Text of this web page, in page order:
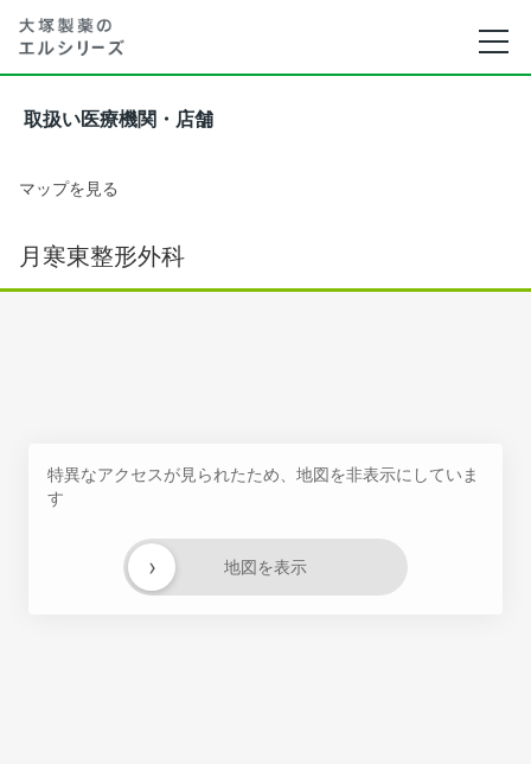
取扱い医療機関・店舗
マップを見る
月寒東整形外科
特異なアクセスが見られたため、地図を非表示にしていま
す
地図を表示
›